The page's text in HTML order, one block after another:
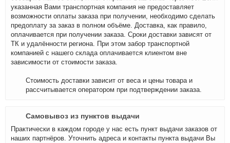
указанная Вами транспортная компания не предоставляет
возможности оплаты заказа при получении, необходимо сделать
предоплату за заказ в полном объёме. Доставка, как правило,
оплачивается при получении заказа. Сроки доставки зависят от
ТК и удалённости региона. При этом забор транспортной
компанией с нашего склада оплачивается клиентом вне
зависимости от стоимости заказа.
Стоимость доставки зависит от веса и цены товара и
рассчитывается оператором при подтверждении заказа.
Самовывоз из пунктов выдачи
Практически в каждом городе у нас есть пункт выдачи заказов от
наших партнёров. Уточнить адреса и контакты пункта выдачи Вы